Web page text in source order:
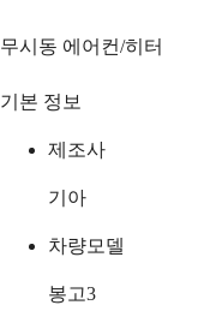
무시동 에어컨/히터
기본 정보
제조사
기아
차량모델
봉고3